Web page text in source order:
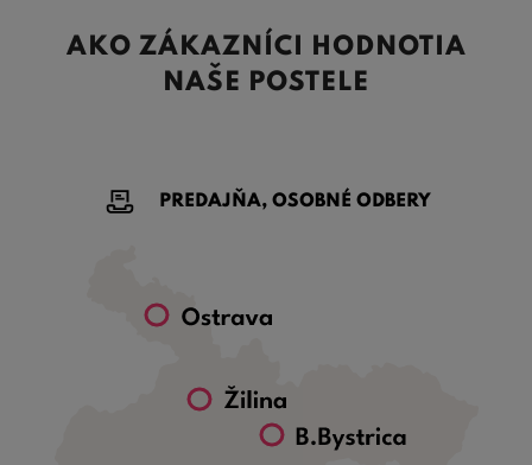
AKO ZÁKAZNÍCI HODNOTIA
NAŠE POSTELE
PREDAJŇA, OSOBNÉ ODBERY